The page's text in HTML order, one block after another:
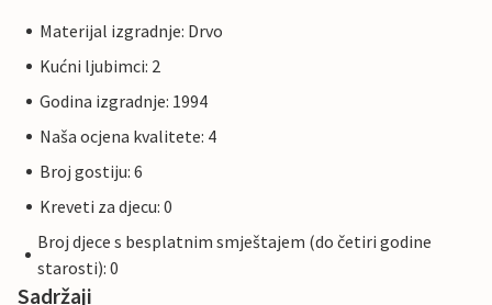
Materijal izgradnje: Drvo
Kućni ljubimci: 2
Godina izgradnje: 1994
Naša ocjena kvalitete: 4
Broj gostiju: 6
Kreveti za djecu: 0
Broj djece s besplatnim smještajem (do četiri godine
starosti): 0
Sadržaji